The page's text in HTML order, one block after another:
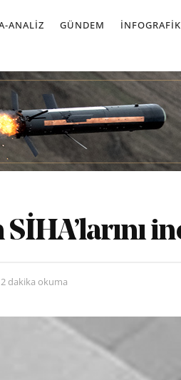
ANALIZ GÜNDEM İNFOGRAFIK
dakika okuma